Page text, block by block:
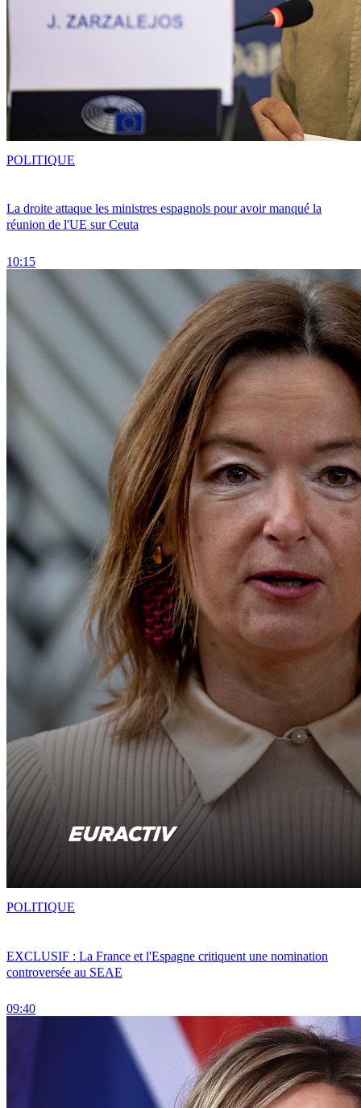
La droite attaque les ministres espagnols pour avoir manqué la
réunion de l'UE sur Ceuta
10:15
POLITIQUE
EXCLUSIF : La France et l'Espagne critiquent une nomination
controversée au SEAE
09:40
POLITIQUE